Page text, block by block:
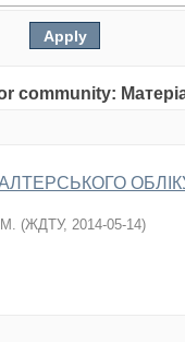
community:
(ЖДТУ, 2014-05-14)